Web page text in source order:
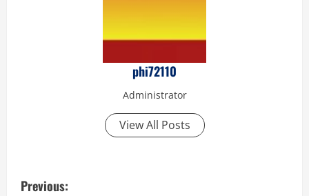
phi72110
Administrator
View All Posts
P
Previous: